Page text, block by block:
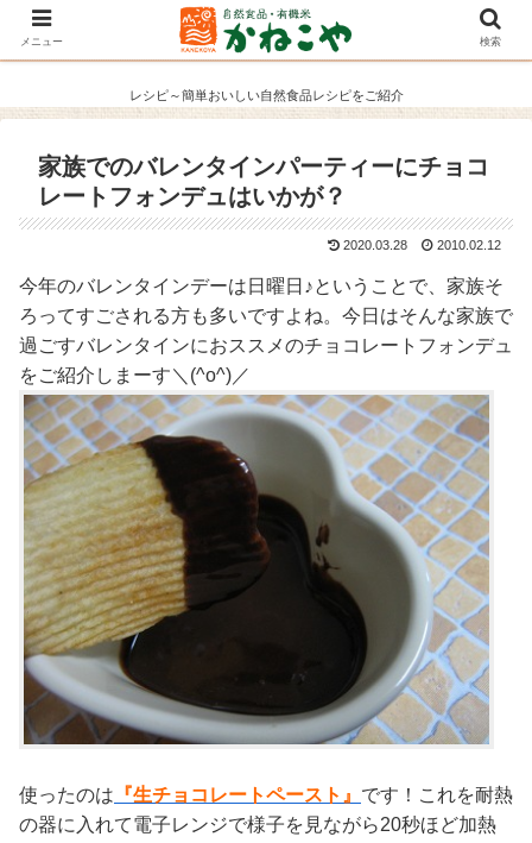
レシピ～簡単おいしい自然食品レシピをご紹介
家族でのバレンタインパーティーにチョコ
レートフォンデュはいかが？
2020.03.28 2010.02.12
今年のバレンタインデーは日曜日♪ということで、家族そ
ろってすごされる方も多いですよね。今日はそんな家族で
過ごすバレンタインにおススメのチョコレートフォンデュ
をご紹介しまーす＼(^o^)／
使ったのは 『生チョコレートペースト』 です！これを耐熱
の器に入れて電子レンジで様子を見ながら20秒ほど加熱
メニュー 検索